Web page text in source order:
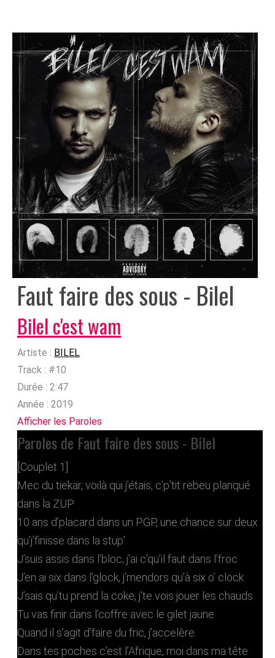
Faut faire des sous - Bilel
Bilel c'est wam
Artiste : BILEL
Track : #10
Durée : 2:47
Année : 2019
Afficher les Paroles
Paroles de Faut faire des sous - Bilel
[Couplet 1]
Mec du tiekar, voilà qui j’étais, c’p’tit rebeu planqué
dans la ZUP
10 ans d’placard dans un PGP, une chance sur deux
qu’j’finisse dans la stup’
J’suis assis dans l’bloc, j’ai c’qu’il faut dans l’froc
J’en ai six dans l’glock, j’mendors qu’à six o’ clock
J’sais qu’tu prend la coke, j’te vois jouer les chauds
Tu vas finir dans l’coffre avec le gilet jaune
Quand il s’agit d’faire du fric, j’accelère
Dans tes poches c’est l’Afrique, moi dans ma tête